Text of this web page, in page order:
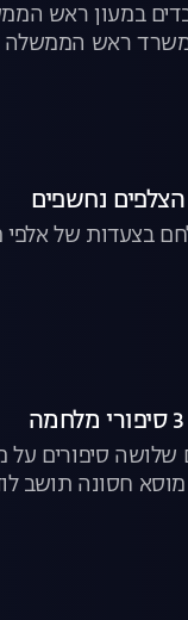
במעון ראש
במשרד ראש
בצעדות של
חסונה תושב
לצפייה ישירה